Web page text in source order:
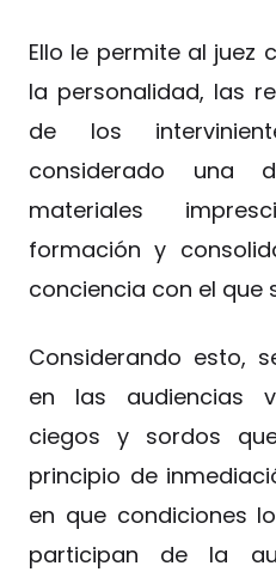
Ello le permite al juez
la personalidad, las
de los
considerado una
materiales
formación y
conciencia con el que
Considerando esto,
en las audiencias
ciegos y sordos
principio de
en que condiciones
participan de la